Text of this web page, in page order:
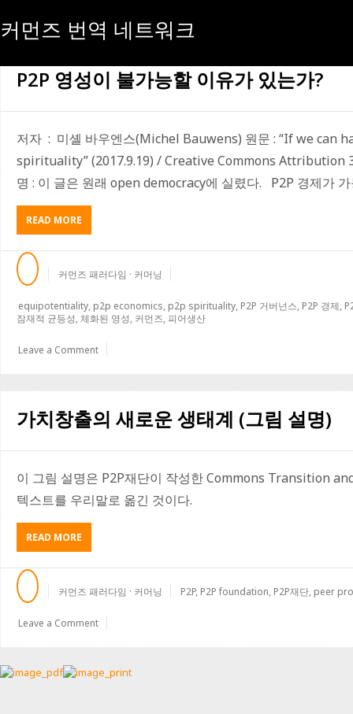
커먼즈 번역 네트워크
[태그:]피어생산
P2P 영성이 불가능할 이유가 있는가?
저자 : 미셸 바우엔스(Michel Bauwens) 원문 : “If we can
spirituality” (2017.9.19) / Creative Commons Attribution
명 : 이 글은 원래 open democracy에 실렸다. P2P 경제가
READ MORE
P2P
영
이
가
능
이
는
가?
커먼즈 패러다임 · 커머닝
equipotentiality, p2p economics, p2p spirituality, P2P 거버넌스, P2P 경제,
잠재적 균등성,체화된 영성, 커먼즈,피어생산
Leave a Comment
가치창출의 새로운 생태계 (그림 설명)
이 그림 설명은 P2P재단이 작성한 Commons Transition
텍스트를 우리말로 옮긴 것이다.
READ MORE
가
치
출
새
생
커먼즈 패러다임 · 커머닝 P2P, P2P foundation, P2P재단, peer
Leave a Comment